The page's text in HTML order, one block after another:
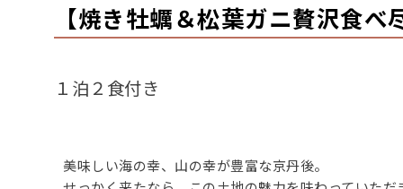
【焼き牡蠣＆松葉ガニ贅沢食
１泊２食付き
美味しい海の幸、山の幸が豊富な京丹後。